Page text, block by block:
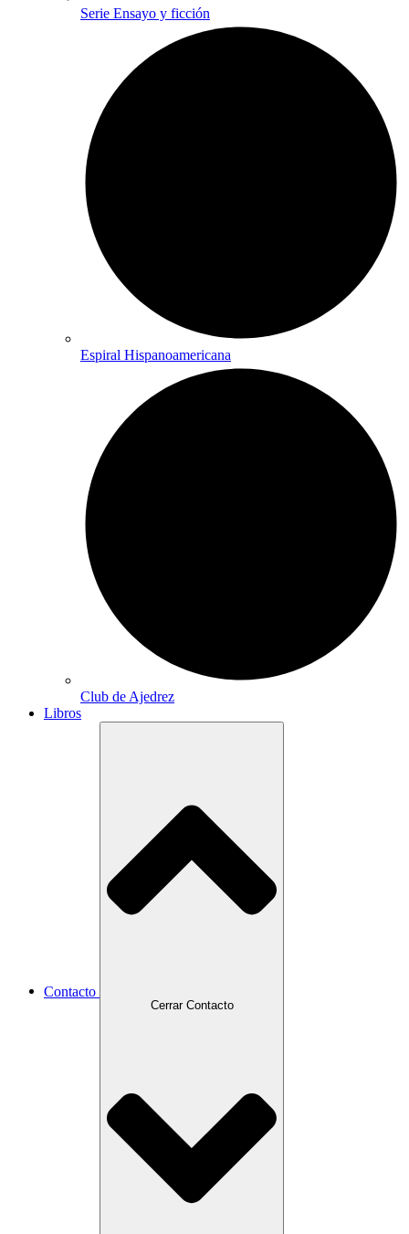
Serie Ensayo y ficción
Espiral Hispanoamericana
Club de Ajedrez
Libros
Contacto
Cerrar Contacto